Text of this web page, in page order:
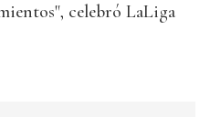
celebró LaLiga